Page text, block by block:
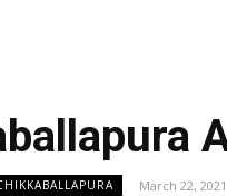
March 22, 2021